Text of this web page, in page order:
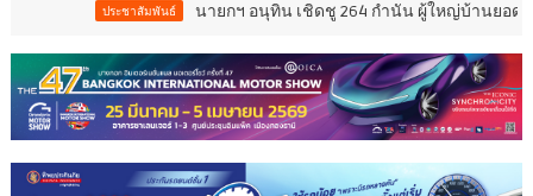
นายกฯ อนุทิน เชิดชู 264 กำนัน ผู้ใหญ่บ้านยอดเยี่ยม มอบแ